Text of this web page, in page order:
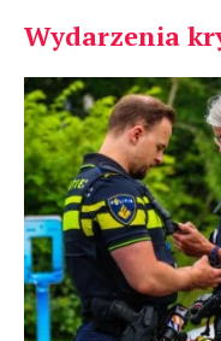
Wydarzenia